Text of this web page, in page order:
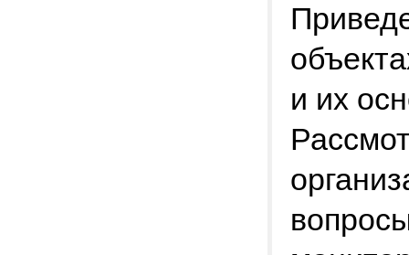
и их